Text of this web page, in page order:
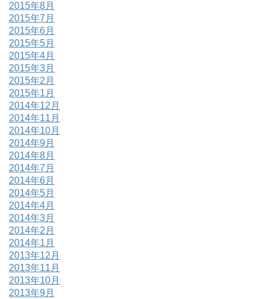
2015年8月
2015年7月
2015年6月
2015年5月
2015年4月
2015年3月
2015年2月
2015年1月
2014年12月
2014年11月
2014年10月
2014年9月
2014年8月
2014年7月
2014年6月
2014年5月
2014年4月
2014年3月
2014年2月
2014年1月
2013年12月
2013年11月
2013年10月
2013年9月